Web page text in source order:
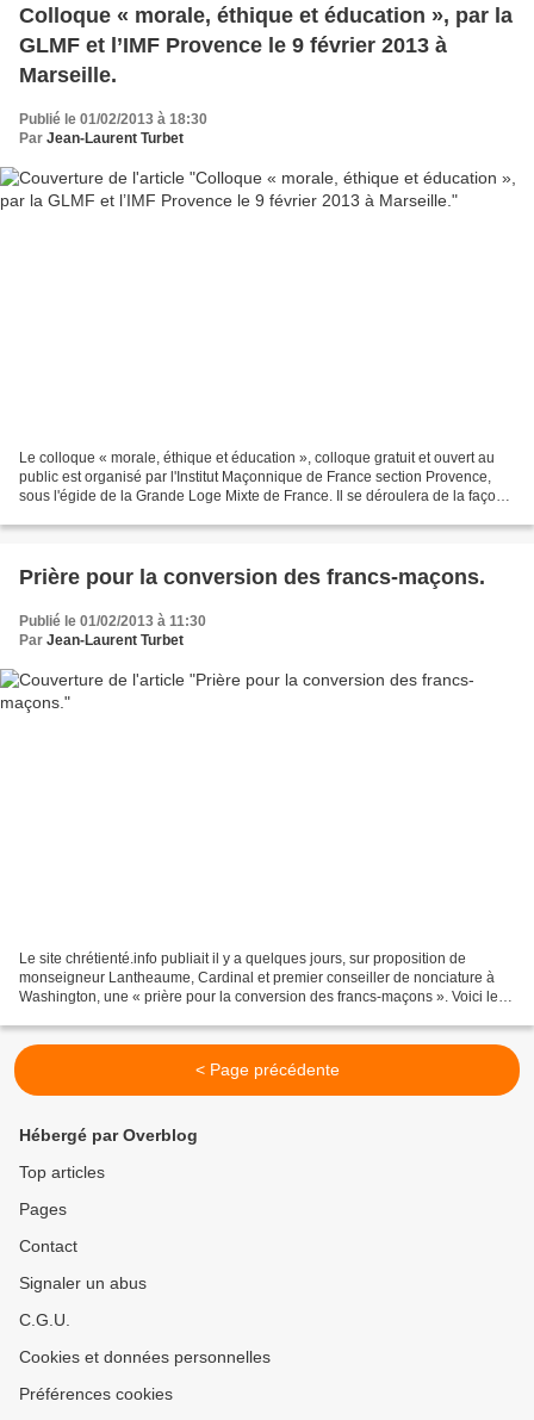
Colloque « morale, éthique et éducation », par la
GLMF et l’IMF Provence le 9 février 2013 à
Marseille.
Publié le 01/02/2013 à 18:30
Par Jean-Laurent Turbet
Le colloque « morale, éthique et éducation », colloque gratuit et ouvert au
public est organisé par l'Institut Maçonnique de France section Provence,
sous l'égide de la Grande Loge Mixte de France. Il se déroulera de la façon
Prière pour la conversion des francs-maçons.
Publié le 01/02/2013 à 11:30
Par Jean-Laurent Turbet
Le site chrétienté.info publiait il y a quelques jours, sur proposition de
monseigneur Lantheaume, Cardinal et premier conseiller de nonciature à
Washington, une « prière pour la conversion des francs-maçons ». Voici le
< Page précédente
Hébergé par Overblog
Top articles
Pages
Contact
Signaler un abus
C.G.U.
Cookies et données personnelles
Préférences cookies